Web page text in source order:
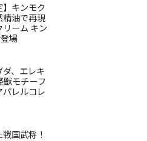
】キンモク
精油で再現
リーム キン
場
、エレキ
モチーフ
レルコレ
国武将！